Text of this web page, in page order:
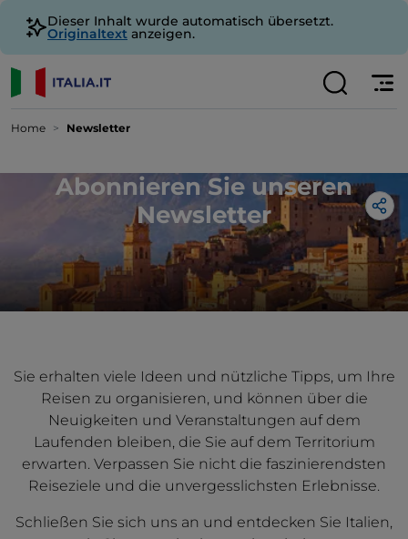
Dieser Inhalt wurde automatisch übersetzt.
Originaltext anzeigen.
Home Newsletter
Abonnieren Sie unseren
Newsletter
Sie erhalten viele Ideen und nützliche Tipps, um Ihre
Reisen zu organisieren, und können über die
Neuigkeiten und Veranstaltungen auf dem
Laufenden bleiben, die Sie auf dem Territorium
erwarten. Verpassen Sie nicht die faszinierendsten
Reiseziele und die unvergesslichsten Erlebnisse.
Schließen Sie sich uns an und entdecken Sie Italien,